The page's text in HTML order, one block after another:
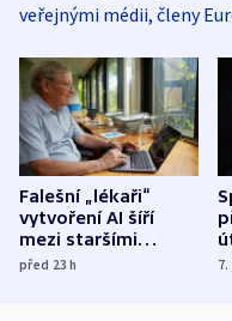
veřejnými médii, členy
Falešní „lékaři“
vytvoření AI šíří
mezi staršími
Poláky nebezpečné
před 23h